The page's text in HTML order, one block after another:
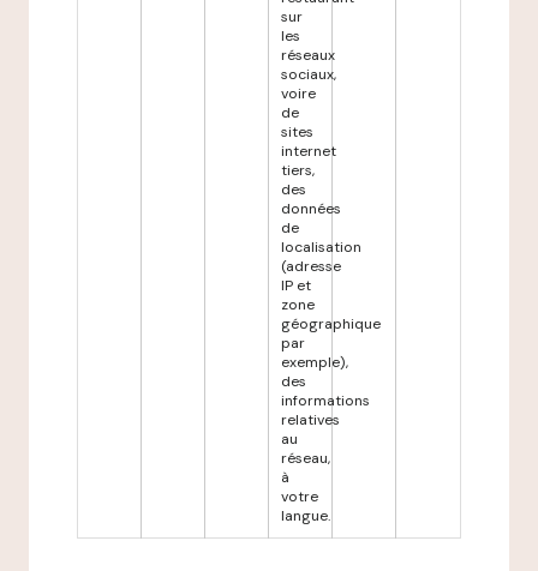
sur
les
réseaux
sociaux,
voire
de
sites
internet
tiers,
des
données
de
localisation
(adresse
IP et
zone
géographique
par
exemple),
des
informations
relatives
au
réseau,
à
votre
langue.